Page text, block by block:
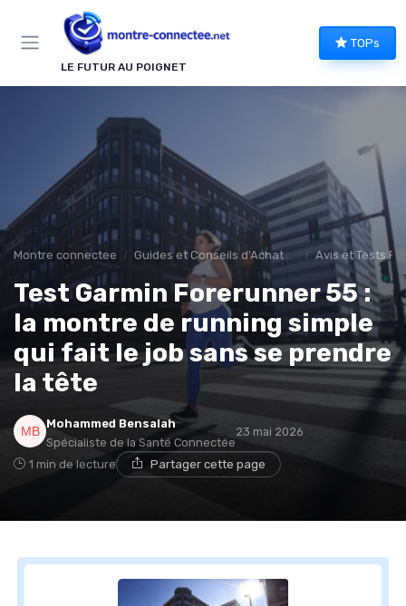
LE FUTUR AU POIGNET
TOPs
Montre connectee Guides et Conseils d'Achat montee connectée Avis et Tests
Test Garmin Forerunner 55 :
la montre de running simple
qui fait le job sans se prendre
la tête
Mohammed Bensalah
Spécialiste de la Santé Connectée
23 mai 2026
1 min de lecture Partager cette page
Panneau de gestion des cookies